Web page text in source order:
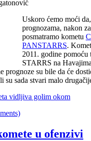
Uskoro ćemo moći
prognozama, nakon
posmatramo kometu
PANSTARRS.
2011. godine pomoću
STARRS na
prognoze su bile da će
su sada stvari malo
vidljiva golim okom
u ofenzivi